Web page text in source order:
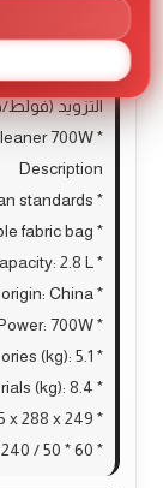
التزويد (فولط/هرتز) :220 *
* Kärcher VC 2 Vacuum Cleaner 700W
Description
* Complies with European standards
* Washable fabric bag
* Capacity: 2.8 L
* Country of origin: China
* Power: 700W
* Weight without accessories (kg): 5.1
* Weight including packaging materials (kg): 8.4
* Dimensions (L x W x H) (mm): 435 x 288 x 249
* Supply voltage (Volt/Hz): 220 * 240 / 50 * 60